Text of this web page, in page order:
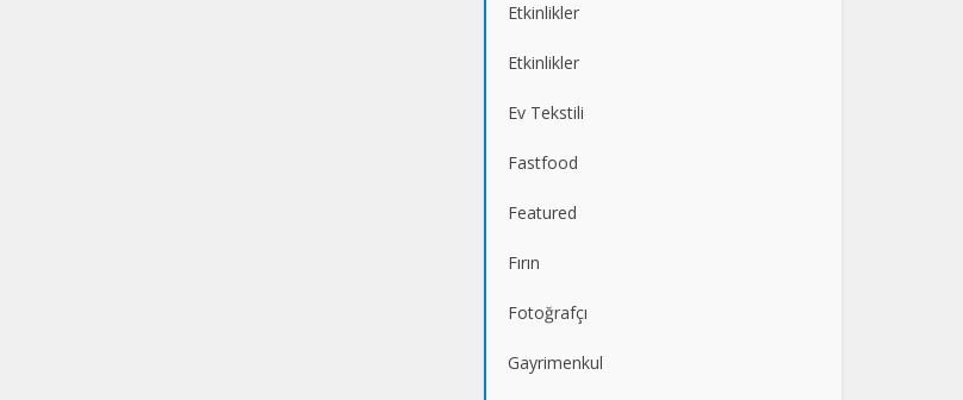
Etkinlikler
Etkinlikler
Ev Tekstili
Fastfood
Featured
Fırın
Fotoğrafçı
Gayrimenkul